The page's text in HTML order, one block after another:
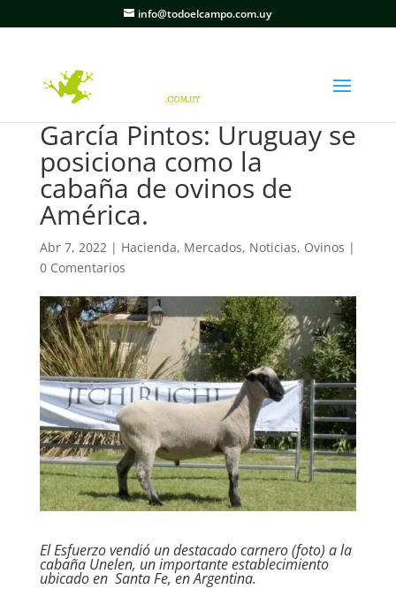
info@todoelcampo.com.uy
García Pintos: Uruguay se
posiciona como la
cabaña de ovinos de
América.
Abr 7, 2022| Hacienda, Mercados, Noticias, Ovinos |
0 Comentarios
El Esfuerzo vendió un destacado carnero (foto) a la
cabaña Unelen, un importante establecimiento
ubicado en Santa Fe, en Argentina.